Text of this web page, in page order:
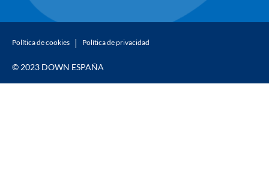
Política de cookies Política de privacidad
© 2023 DOWN ESPAÑA